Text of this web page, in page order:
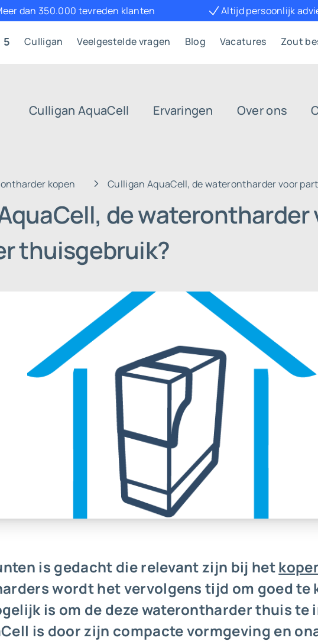
dan 350.000 tevreden klanten Altijd persoonlijk
5 Culligan Veelgestelde vragen Blog Vacatures Zout
Culligan AquaCell Ervaringen Over ons
kopen Culligan AquaCell, de waterontharder voor
de waterontharder
thuisgebruik?
is gedacht die relevant zijn bij het
wordt het vervolgens tijd om goed te
is om de deze waterontharder thuis te
is door zijn compacte vormgeving en